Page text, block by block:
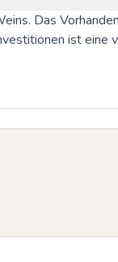
Das
ist eine